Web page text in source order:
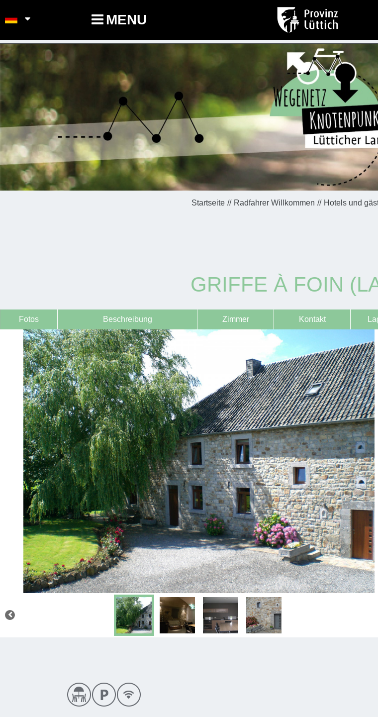
MENU
Startseite Radfahrer Willkommen Hotels und
GRIFFE À FOIN
Fotos Beschreibung Zimmer Kontakt